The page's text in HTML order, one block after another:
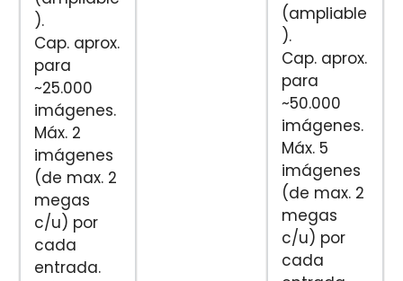
).
Cap. aprox.
para
~25.000
imágenes.
Máx. 2
imágenes
(de max. 2
megas
c/u) por
cada
entrada.
(ampliable
).
Cap. aprox.
para
~50.000
imágenes.
Máx. 5
imágenes
(de max. 2
megas
c/u) por
cada